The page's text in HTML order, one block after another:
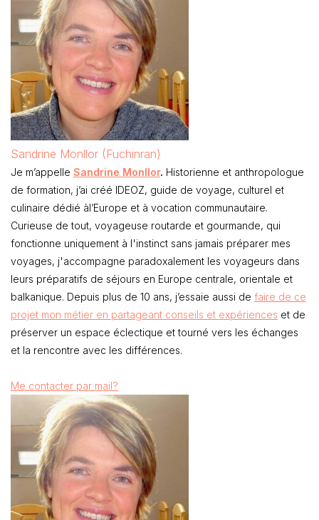
Sandrine Monllor (Fuchinran)
Je m’appelle Sandrine Monllor. Historienne et anthropologue
de formation, j’ai créé IDEOZ, guide de voyage, culturel et
culinaire dédié àl’Europe et à vocation communautaire.
Curieuse de tout, voyageuse routarde et gourmande, qui
fonctionne uniquement à l'instinct sans jamais préparer mes
voyages, j'accompagne paradoxalement les voyageurs dans
leurs préparatifs de séjours en Europe centrale, orientale et
balkanique. Depuis plus de 10 ans, j’essaie aussi de faire de ce
projet mon métier en partageant conseils et expériences et de
préserver un espace éclectique et tourné vers les échanges
et la rencontre avec les différences.
Me contacter par mail?